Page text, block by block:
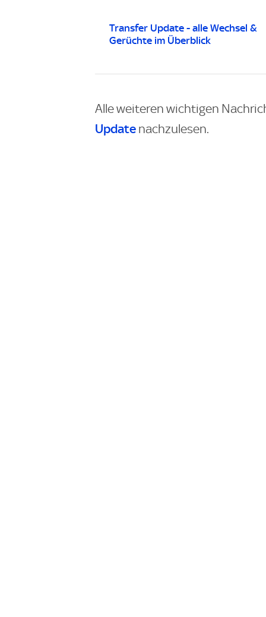
Transfer Update - alle Wechsel &
Gerüchte im Überblick
Alle weiteren wichtigen
Update nachzulesen.